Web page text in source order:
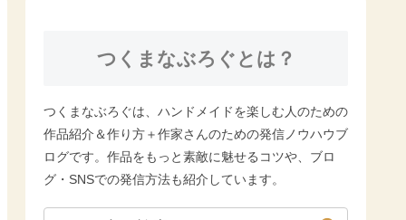
つくまなぶろぐとは？
つくまなぶろぐは、ハンドメイドを楽しむ人のための
作品紹介＆作り方＋作家さんのための発信ノウハウブ
ログです。作品をもっと素敵に魅せるコツや、ブロ
グ・SNSでの発信方法も紹介しています。